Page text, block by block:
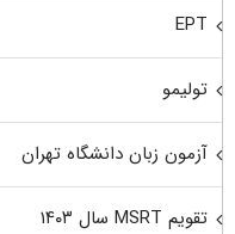
EPT
تولیمو
آزمون زبان دانشگاه تهران
تقویم MSRT سال ۱۴۰۳